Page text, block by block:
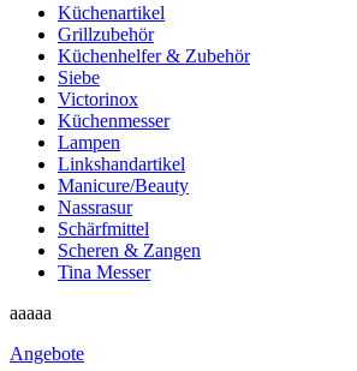
Küchenartikel
Grillzubehör
Küchenhelfer & Zubehör
Siebe
Victorinox
Küchenmesser
Lampen
Linkshandartikel
Manicure/Beauty
Nassrasur
Schärfmittel
Scheren & Zangen
Tina Messer
aaaaa
Angebote